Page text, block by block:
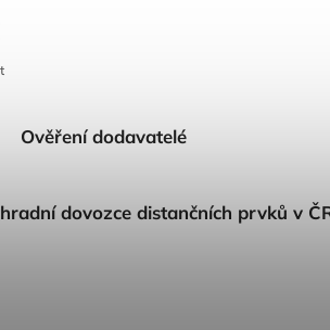
Ověření dodavatelé
dovozce distančních prvků v